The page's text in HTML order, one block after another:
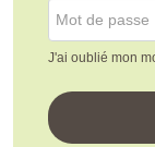
J'ai oublié mon